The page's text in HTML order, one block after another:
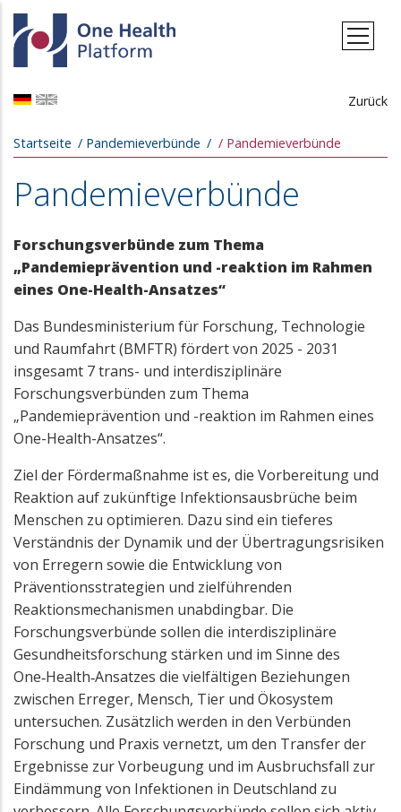
Direkt zum Inhalt
Zurück
Pfadnavigation
Startseite Pandemieverbünde Pandemieverbünde
Pandemieverbünde
Forschungsverbünde zum Thema
„Pandemieprävention und -reaktion im Rahmen
eines One-Health-Ansatzes“
Das Bundesministerium für Forschung, Technologie
und Raumfahrt (BMFTR) fördert von 2025 - 2031
insgesamt 7 trans- und interdisziplinäre
Forschungsverbünden zum Thema
„Pandemieprävention und -reaktion im Rahmen eines
One-Health-Ansatzes“.
Ziel der Fördermaßnahme ist es, die Vorbereitung und
Reaktion auf zukünftige Infektionsausbrüche beim
Menschen zu optimieren. Dazu sind ein tieferes
Verständnis der Dynamik und der Übertragungsrisiken
von Erregern sowie die Entwicklung von
Präventionsstrategien und zielführenden
Reaktionsmechanismen unabdingbar. Die
Forschungsverbünde sollen die interdisziplinäre
Gesundheitsforschung stärken und im Sinne des
One‑Health‑Ansatzes die vielfältigen Beziehungen
zwischen Erreger, Mensch, Tier und Ökosystem
untersuchen. Zusätzlich werden in den Verbünden
Forschung und Praxis vernetzt, um den Transfer der
Ergebnisse zur Vorbeugung und im Ausbruchsfall zur
Eindämmung von Infektionen in Deutschland zu